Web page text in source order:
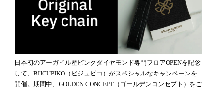
日本初のアーガイル産ピンクダイヤモンド専門フロアOPENを記念
して、BIJOUPIKO（ビジュピコ）がスペシャルなキャンペーンを
開催。期間中、GOLDEN CONCEPT（ゴールデンコンセプト）をご